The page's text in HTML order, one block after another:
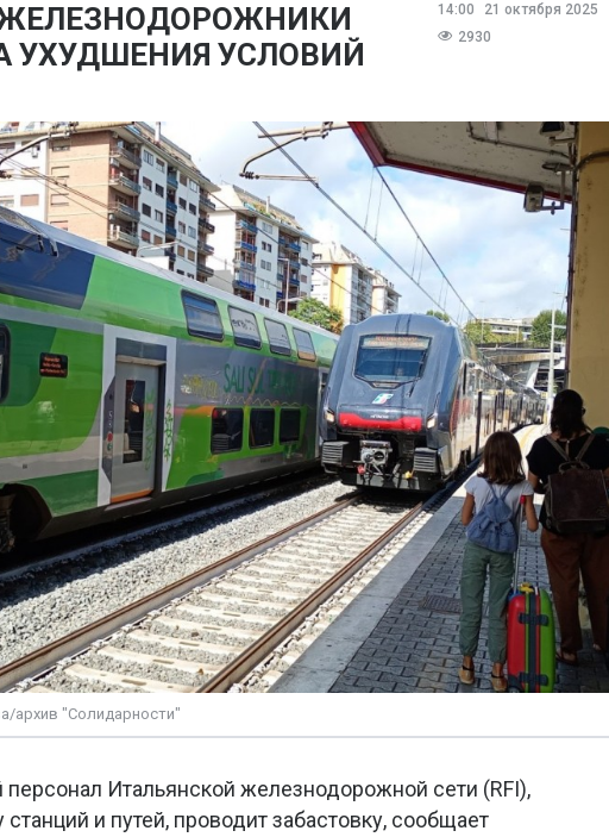
14:00
21 октября 2025
2930
УХУДШЕНИЯ УСЛОВИЙ
архив "Солидарности"
персонал Итальянской железнодорожной сети (RFI),
и путей, проводит забастовку, сообщает